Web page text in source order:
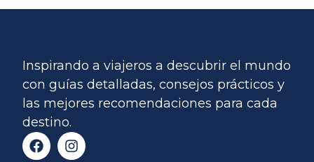
Inspirando a viajeros a descubrir el mundo
con guías detalladas, consejos prácticos y
las mejores recomendaciones para cada
destino.